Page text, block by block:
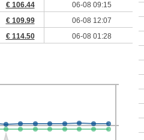
€ 106.44
06-08 09:15
€ 109.99
06-08 12:07
€ 114.50 06-08 01:28